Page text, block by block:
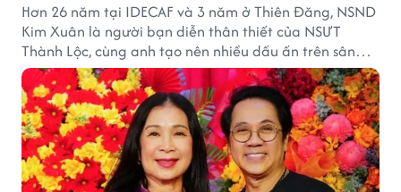
Hơn 26 năm tại IDECAF và 3 năm ở Thiên Đăng, NSND
Kim Xuân là người bạn diễn thân thiết của NSƯT
Thành Lộc, cùng anh tạo nên nhiều dấu ấn trên sân
khấu.